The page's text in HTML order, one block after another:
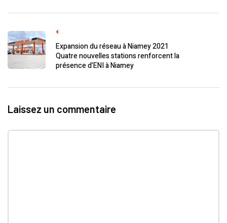
Expansion du réseau à Niamey 2021
Quatre nouvelles stations renforcent la
présence d’ENI à Niamey
Laissez un commentaire